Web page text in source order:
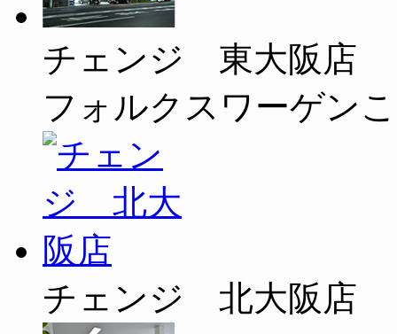
チェンジ 東大阪店
フォルクスワーゲン
チェンジ 北大阪店